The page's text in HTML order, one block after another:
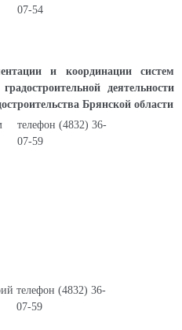
07-54
и координации систем
деятельности
Брянской области
телефон (4832) 36-
07-59
телефон (4832) 36-
07-59